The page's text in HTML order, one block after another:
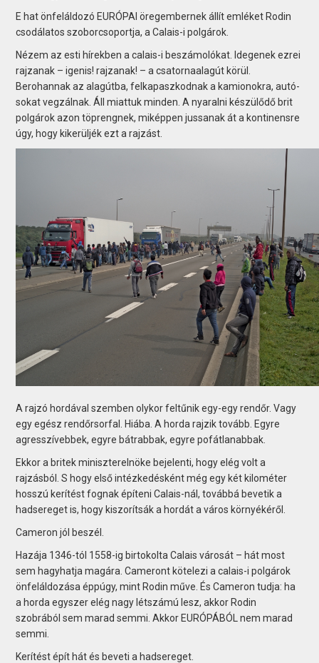
E hat önfeláldozó EURÓPAI öregembernek állít emléket Rodin
csodálatos szoborcsoportja, a Calais-i polgárok.
Nézem az esti hírekben a calais-i beszámolókat. Idegenek ezrei
rajzanak – igenis! rajzanak! – a csatornaalagút körül.
Berohannak az alagútba, felkapaszkodnak a kamionokra, autó­
sokat vegzálnak. Áll miattuk minden. A nyaralni készülődő brit
polgárok azon töprengnek, miképpen jussanak át a kontinensre
úgy, hogy kikerüljék ezt a rajzást.
A rajzó hordával szemben olykor feltűnik egy-egy rendőr. Vagy
egy egész rendőrsorfal. Hiába. A horda rajzik tovább. Egyre
agresszívebbek, egyre bátrabbak, egyre pofátlanabbak.
Ekkor a britek miniszterelnöke bejelenti, hogy elég volt a
rajzásból. S hogy első intézkedésként még egy két kilométer
hosszú kerítést fognak építeni Calais-nál, továbbá bevetik a
hadsereget is, hogy kiszorítsák a hordát a város környékéről.
Cameron jól beszél.
Hazája 1346-tól 1558-ig birtokolta Calais városát – hát most
sem hagyhatja magára. Cameront kötelezi a calais-i polgárok
önfeláldozása éppúgy, mint Rodin műve. És Cameron tudja: ha
a horda egyszer elég nagy létszámú lesz, akkor Rodin
szobrából sem marad semmi. Akkor EURÓPÁBÓL nem marad
semmi.
Kerítést épít hát és beveti a had­sereget.